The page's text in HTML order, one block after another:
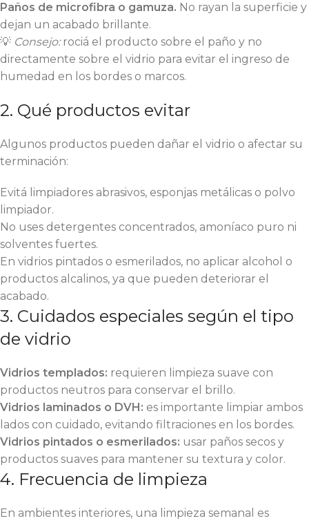
Paños de microfibra o gamuza. No rayan la superficie y
dejan un acabado brillante.
💡 Consejo:rociá el producto sobre el paño y no
directamente sobre el vidrio para evitar el ingreso de
humedad en los bordes o marcos.
2. Qué productos evitar
Algunos productos pueden dañar el vidrio o afectar su
terminación:
Evitá limpiadores abrasivos, esponjas metálicas o polvo
limpiador.
No uses detergentes concentrados, amoníaco puro ni
solventes fuertes.
En vidrios pintados o esmerilados, no aplicar alcohol o
productos alcalinos, ya que pueden deteriorar el
acabado.
3. Cuidados especiales según el tipo
de vidrio
Vidrios templados: requieren limpieza suave con
productos neutros para conservar el brillo.
Vidrios laminados o DVH: es importante limpiar ambos
lados con cuidado, evitando filtraciones en los bordes.
Vidrios pintados o esmerilados: usar paños secos y
productos suaves para mantener su textura y color.
4. Frecuencia de limpieza
En ambientes interiores, una limpieza semanal es